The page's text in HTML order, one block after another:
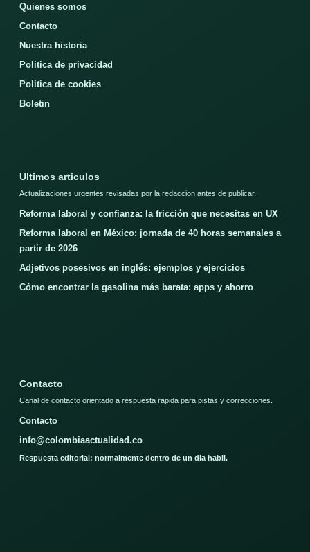
Quienes somos
Contacto
Nuestra historia
Politica de privacidad
Politica de cookies
Boletin
Ultimos articulos
Actualizaciones urgentes revisadas por la redaccion antes de publicar.
Reforma laboral y confianza: la fricción que necesitas en UX
Reforma laboral en México: jornada de 40 horas semanales a
partir de 2026
Adjetivos posesivos en inglés: ejemplos y ejercicios
Cómo encontrar la gasolina más barata: apps y ahorro
Contacto
Canal de contacto orientado a respuesta rapida para pistas y correcciones.
Contacto
info@colombiaactualidad.co
Respuesta editorial: normalmente dentro de un dia habil.